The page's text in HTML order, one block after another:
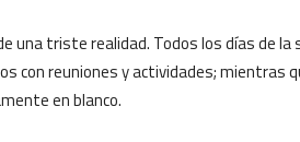
una triste realidad. Todos los días de la
con reuniones y actividades; mientras
en blanco.